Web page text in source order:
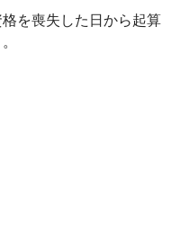
格を喪失した日から起算